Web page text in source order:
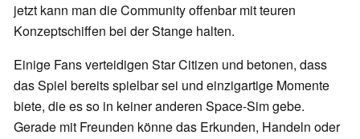
jetzt kann man die Community offenbar mit teuren
Konzeptschiffen bei der Stange halten.
Einige Fans verteidigen Star Citizen und betonen, dass
das Spiel bereits spielbar sei und einzigartige Momente
biete, die es so in keiner anderen Space-Sim gebe.
Gerade mit Freunden könne das Erkunden, Handeln oder